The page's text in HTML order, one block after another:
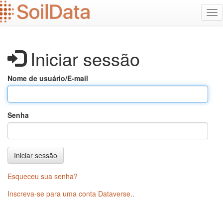
Ir
para
o
Iniciar sessão
Nome de usuário/E-mail
Senha
Iniciar sessão
Esqueceu sua senha?
Inscreva-se para uma conta Dataverse..